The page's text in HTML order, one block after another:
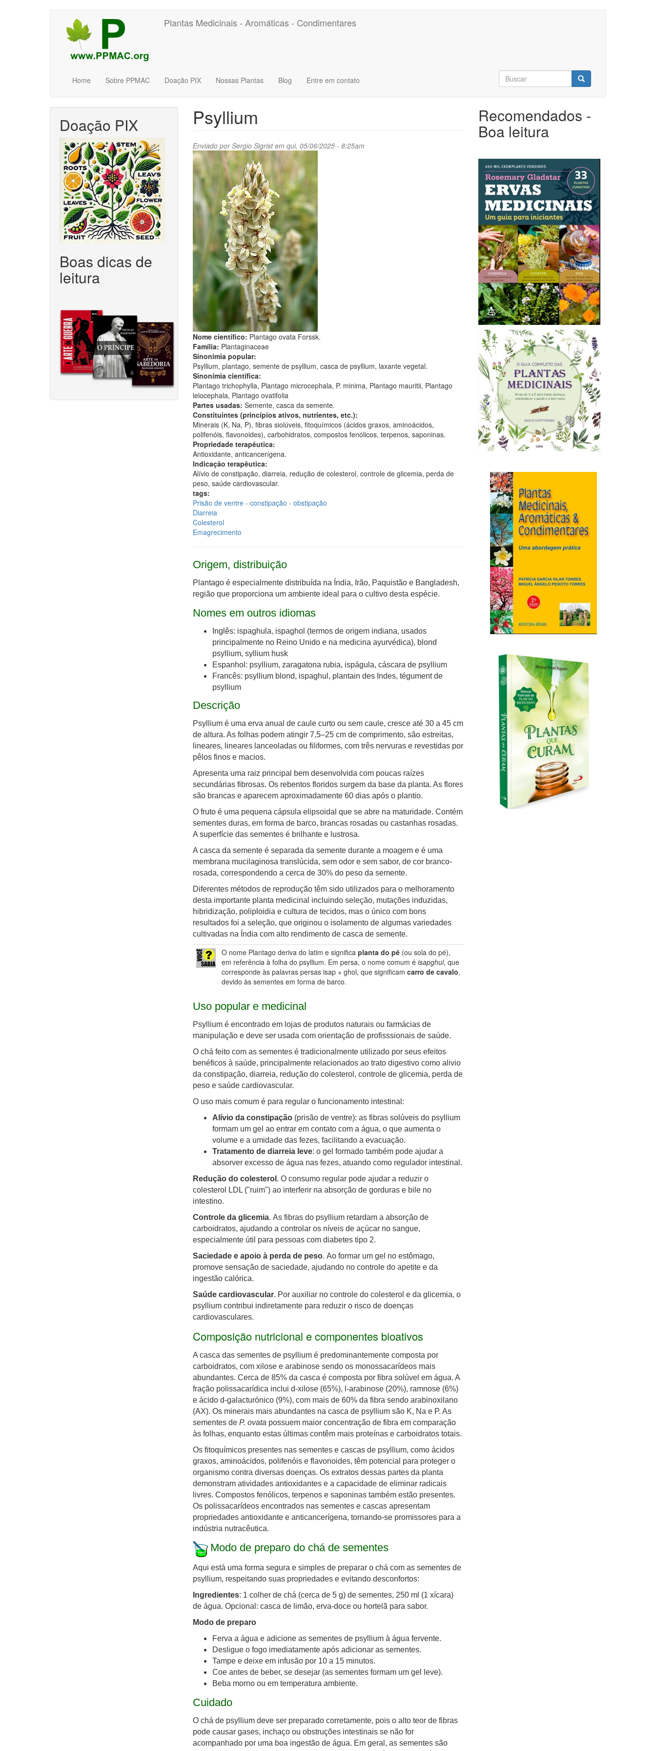
Plantas Medicinais - Aromáticas - Condimentares
Home Sobre PPMAC Doação PIX Nossas Plantas Blog Entre em contato Formulário
de
busca
Doação PIX
Boas dicas de
leitura
Psyllium
Enviado porSergio Sigristem qui, 05/06/2025 - 8:25am
Nome científico: Plantago ovata Forssk.
Família: Plantaginaceae
Sinonímia popular:
Psyllium, plantago, semente de psyllium, casca de psyllium, laxante vegetal.
Sinonímia científica:
Plantago trichophylla, Plantago microcephala, P. minima, Plantago mauritii, Plantago
leiocephala, Plantago ovatifolia
Partes usadas: Semente, casca da semente.
Constituintes (princípios ativos, nutrientes, etc.):
Minerais (K, Na, P), fibras siolúveis, fitoquímicos (ácidos graxos, aminoácidos,
polifenóis, flavonoides), carbohidratos, compostos fenólicos, terpenos, saponinas.
Propriedade terapêutica:
Antioxidante, anticancerígena.
Indicação terapêutica:
Alívio de constipação, diarreia, redução de colesterol, controle de glicemia, perda de
peso, saúde cardiovascular.
tags:
Prisão de ventre - constipação - obstipação
Diarreia
Colesterol
Emagrecimento
Origem, distribuição
Plantago é especialmente distribuída na Índia, Irão, Paquistão e Bangladesh,
região que proporciona um ambiente ideal para o cultivo desta espécie.
Nomes em outros idiomas
Inglês: ispaghula, ispaghol (termos de origem indiana, usados
principalmente no Reino Unido e na medicina ayurvédica), blond
psyllium, syllium husk
Espanhol: psyllium, zaragatona rubia, ispágula, cáscara de psyllium
Francês: psyllium blond, ispaghul, plantain des Indes, tégument de
psyllium
Descrição
Psyllium é uma erva anual de caule curto ou sem caule, cresce até 30 a 45 cm
de altura. As folhas podem atingir 7,5–25 cm de comprimento, são estreitas,
lineares, lineares lanceoladas ou filiformes, com três nervuras e revestidas por
pêlos finos e macios.
Apresenta uma raiz principal bem desenvolvida com poucas raízes
secundárias fibrosas. Os rebentos floridos surgem da base da planta. As flores
são brancas e aparecem aproximadamente 60 dias após o plantio.
O fruto é uma pequena cápsula elipsoidal que se abre na maturidade. Contém
sementes duras, em forma de barco, brancas rosadas ou castanhas rosadas.
A superfície das sementes é brilhante e lustrosa.
A casca da semente é separada da semente durante a moagem e é uma
membrana mucilaginosa translúcida, sem odor e sem sabor, de cor branco-
rosada, correspondendo a cerca de 30% do peso da semente.
Diferentes métodos de reprodução têm sido utilizados para o melhoramento
desta importante planta medicinal incluindo seleção, mutações induzidas,
hibridização, poliploidia e cultura de tecidos, mas o único com bons
resultados foi a seleção, que originou o isolamento de algumas variedades
cultivadas na Índia com alto rendimento de casca de semente.
O nome Plantago deriva do latim e significa planta do pé(ou sola do pé),
em referência à folha do psyllium. Em persa, o nome comum é isapghul, que
corresponde às palavras persas isap + ghol, que significam carro de cavalo,
devido às sementes em forma de barco.
Uso popular e medicinal
Psyllium é encontrado em lojas de produtos naturais ou farmácias de
manipulação e deve ser usada com orientação de profisssionais de saúde.
O chá feito com as sementes é tradicionalmente utilizado por seus efeitos
benéficos à saúde, principalmente relacionados ao trato digestivo como alivio
da constipação, diarreia, redução do colesterol, controle de glicemia, perda de
peso e saúde cardiovascular.
O uso mais comum é para regular o funcionamento intestinal:
Alívio da constipação(prisão de ventre): as fibras solúveis do psyllium
formam um gel ao entrar em contato com a água, o que aumenta o
volume e a umidade das fezes, facilitando a evacuação.
Tratamento de diarreia leve: o gel formado também pode ajudar a
absorver excesso de água nas fezes, atuando como regulador intestinal.
Redução do colesterol . O consumo regular pode ajudar a reduzir o
colesterol LDL ("ruim") ao interferir na absorção de gorduras e bile no
intestino.
Controle da glicemia. As fibras do psyllium retardam a absorção de
carboidratos, ajudando a controlar os níveis de açúcar no sangue,
especialmente útil para pessoas com diabetes tipo 2.
Saciedade e apoio à perda de peso. Ao formar um gel no estômago,
promove sensação de saciedade, ajudando no controle do apetite e da
ingestão calórica.
Saúde cardiovascular. Por auxiliar no controle do colesterol e da glicemia, o
psyllium contribui indiretamente para reduzir o risco de doenças
cardiovasculares.
Composição nutricional e componentes bioativos
A casca das sementes de psyllium é predominantemente composta por
carboidratos, com xilose e arabinose sendo os monossacarídeos mais
abundantes. Cerca de 85% da casca é composta por fibra solúvel em água. A
fração polissacarídica inclui d-xilose (65%), l-arabinose (20%), ramnose (6%)
e ácido d-galacturónico (9%), com mais de 60% da fibra sendo arabinoxilano
(AX). Os minerais mais abundantes na casca de psyllium são K, Na e P. As
sementes de P. ovata possuem maior concentração de fibra em comparação
às folhas, enquanto estas últimas contêm mais proteínas e carboidratos totais.
Os fitoquímicos presentes nas sementes e cascas de psyllium, como ácidos
graxos, aminoácidos, polifenóis e flavonoides, têm potencial para proteger o
organismo contra diversas doenças. Os extratos dessas partes da planta
demonstram atividades antioxidantes e a capacidade de eliminar radicais
livres. Compostos fenólicos, terpenos e saponinas também estão presentes.
Os polissacarídeos encontrados nas sementes e cascas apresentam
propriedades antioxidante e anticancerígena, tornando-se promissores para a
indústria nutracêutica.
Modo de preparo do chá de sementes
Aqui está uma forma segura e simples de preparar o chá com as sementes de
psyllium, respeitando suas propriedades e evitando desconfortos:
Ingredientes: 1 colher de chá (cerca de 5 g) de sementes, 250 ml (1 xícara)
de água. Opcional: casca de limão, erva-doce ou hortelã para sabor.
Modo de preparo
Ferva a água e adicione as sementes de psyllium à água fervente.
Desligue o fogo imediatamente após adicionar as sementes.
Tampe e deixe em infusão por 10 a 15 minutos.
Coe antes de beber, se desejar (as sementes formam um gel leve).
Beba morno ou em temperatura ambiente.
Cuidado
O chá de psyllium deve ser preparado corretamente, pois o alto teor de fibras
pode causar gases, inchaço ou obstruções intestinais se não for
acompanhado por uma boa ingestão de água. Em geral, as sementes são
Recomendados -
Boa leitura